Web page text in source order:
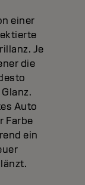
einer
Je
die
Auto
Farbe
ein